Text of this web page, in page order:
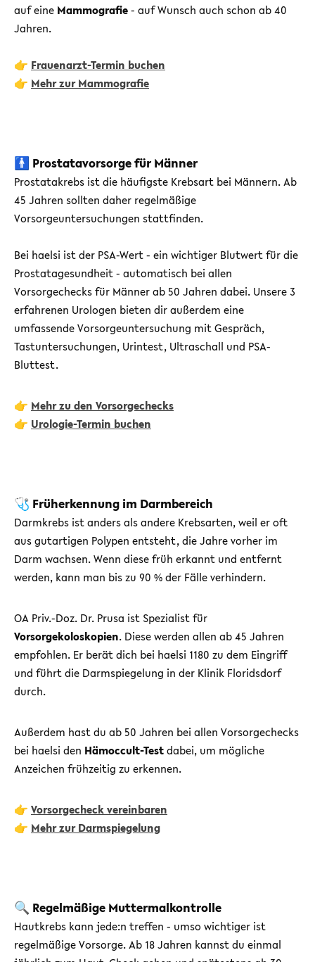
auf eine Mammografie- auf Wunsch auch schon ab 40
Jahren.
👉 Frauenarzt-Termin buchen
👉 Mehr zur Mammografie
🚹 Prostatavorsorge für Männer
Prostatakrebs ist die häufigste Krebsart bei Männern. Ab
45 Jahren sollten daher regelmäßige
Vorsorgeuntersuchungen stattfinden.
Bei haelsi ist der PSA-Wert - ein wichtiger Blutwert für die
Prostatagesundheit - automatisch bei allen
Vorsorgechecks für Männer ab 50 Jahren dabei. Unsere 3
erfahrenen Urologen bieten dir außerdem eine
umfassende Vorsorgeuntersuchung mit Gespräch,
Tastuntersuchungen, Urintest, Ultraschall und PSA-
Bluttest.
👉 Mehr zu den Vorsorgechecks
👉 Urologie-Termin buchen
🩺 Früherkennung im Darmbereich
Darmkrebs ist anders als andere Krebsarten, weil er oft
aus gutartigen Polypen entsteht, die Jahre vorher im
Darm wachsen. Wenn diese früh erkannt und entfernt
werden, kann man bis zu 90 % der Fälle verhindern.
OA Priv.-Doz. Dr. Prusa ist Spezialist für
Vorsorgekoloskopien. Diese werden allen ab 45 Jahren
empfohlen. Er berät dich bei haelsi 1180 zu dem Eingriff
und führt die Darmspiegelung in der Klinik Floridsdorf
durch.
Außerdem hast du ab 50 Jahren bei allen Vorsorgechecks
bei haelsi den Hämoccult-Testdabei, um mögliche
Anzeichen frühzeitig zu erkennen.
👉 Vorsorgecheck vereinbaren
👉 Mehr zur Darmspiegelung
🔍 Regelmäßige Muttermalkontrolle
Hautkrebs kann jede:n treffen - umso wichtiger ist
regelmäßige Vorsorge. Ab 18 Jahren kannst du einmal